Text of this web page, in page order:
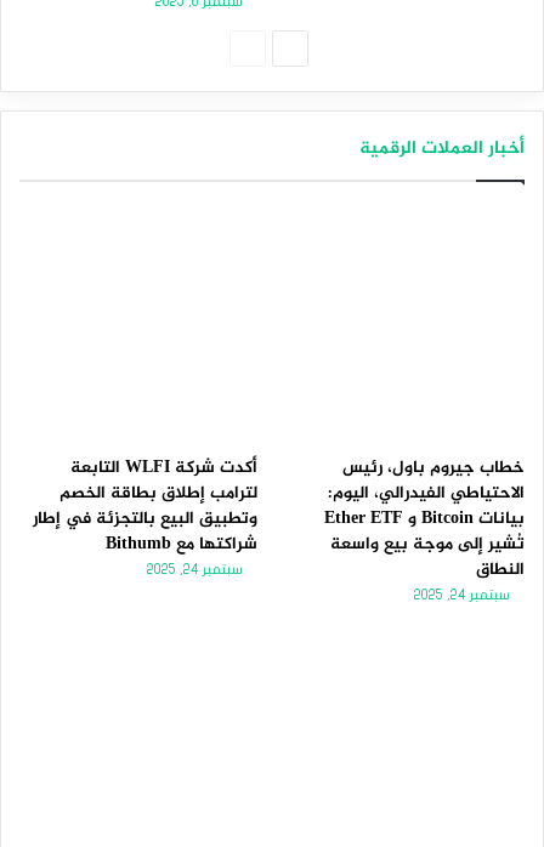
أخبار العملات الرقمية
خطاب جيروم باول، رئيس
الاحتياطي الفيدرالي، اليوم:
بيانات Bitcoin و Ether ETF
تُشير إلى موجة بيع واسعة
النطاق
سبتمبر 24, 2025
أكدت شركة WLFI التابعة
لترامب إطلاق بطاقة الخصم
وتطبيق البيع بالتجزئة في إطار
شراكتها مع Bithumb
سبتمبر 24, 2025